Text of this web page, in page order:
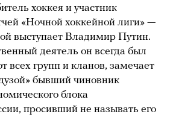
хоккея и участник
«Ночной хоккейной лиги» —
выступает Владимир Путин.
деятель он всегда был
всех групп и кланов, замечает
бывший чиновник
блока
просивший не называть его